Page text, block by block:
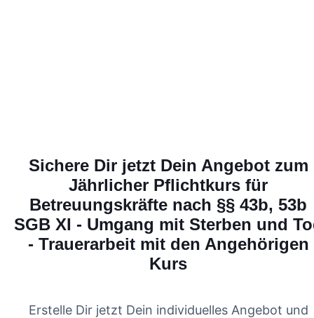
Sichere Dir jetzt Dein Angebot zum
Jährlicher Pflichtkurs für
Betreuungskräfte nach §§ 43b, 53b
SGB XI - Umgang mit Sterben und
- Trauerarbeit mit den Angehörigen
Kurs
Erstelle Dir jetzt Dein individuelles Angebot und